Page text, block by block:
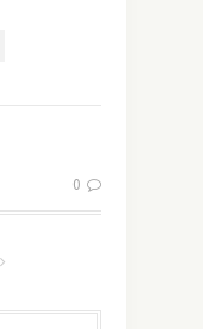
0